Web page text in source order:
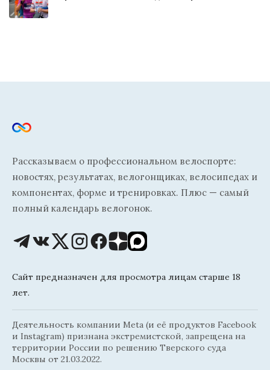
Рассказываем о профессиональном велоспорте:
новостях, результатах, велогонщиках, велосипедах и
компонентах, форме и тренировках. Плюс — самый
полный календарь велогонок.
Сайт предназначен для просмотра лицам старше 18
лет.
Деятельность компании Meta (и её продуктов Facebook
и Instagram) признана экстремистской, запрещена на
территории России по решению Тверского суда
Москвы от 21.03.2022.